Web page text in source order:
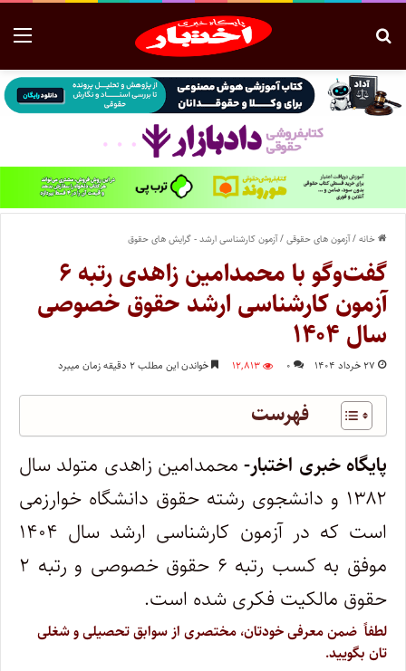
خانه/آزمون های حقوقی/آزمون کارشناسی ارشد - گرایش های حقوق
گفت‌وگو با محمدامین زاهدی رتبه ۶
آزمون کارشناسی ارشد حقوق خصوصی
سال ۱۴۰۴
۲۷ خرداد ۱۴۰۴ ۰ ۱۲,۸۱۳ خواندن این مطلب ۲ دقیقه زمان میبرد
فهرست
پایگاه خبری اختبار-محمدامین زاهدی متولد سال
۱۳۸۲ و دانشجوی رشته حقوق دانشگاه خوارزمی
است که در آزمون کارشناسی ارشد سال ۱۴۰۴
موفق به کسب رتبه ۶ حقوق خصوصی و رتبه ۲
حقوق مالکیت فکری شده است.
لطفاً ضمن معرفی خودتان، مختصری از سوابق تحصیلی و شغلی
تان بگویید.